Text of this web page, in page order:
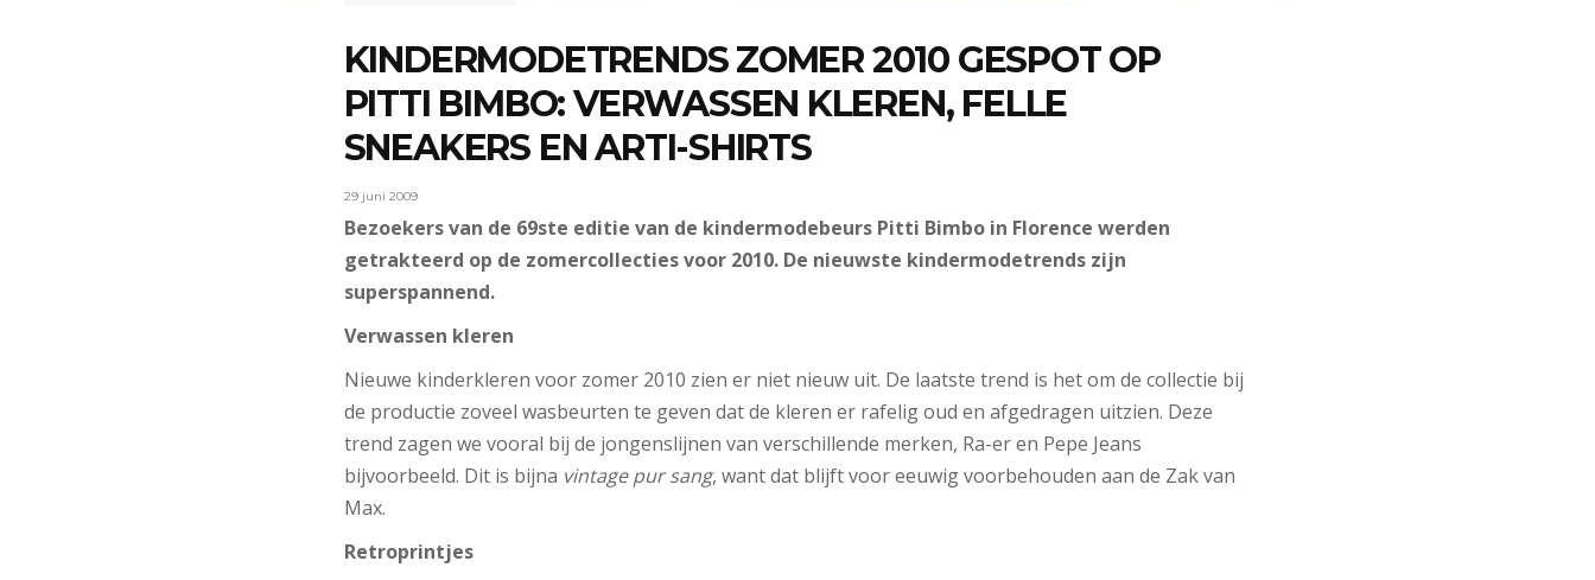
KINDERMODETRENDS ZOMER 2010 GESPOT OP
PITTI BIMBO: VERWASSEN KLEREN, FELLE
SNEAKERS EN ARTI-SHIRTS
29 juni 2009
Bezoekers van de 69ste editie van de kindermodebeurs Pitti Bimbo in Florence werden
getrakteerd op de zomercollecties voor 2010. De nieuwste kindermodetrends zijn
superspannend.
Verwassen kleren
Nieuwe kinderkleren voor zomer 2010 zien er niet nieuw uit. De laatste trend is het om de collectie bij
de productie zoveel wasbeurten te geven dat de kleren er rafelig oud en afgedragen uitzien. Deze
trend zagen we vooral bij de jongenslijnen van verschillende merken, Ra-er en Pepe Jeans
bijvoorbeeld. Dit is bijna vintage pur sang, want dat blijft voor eeuwig voorbehouden aan de Zak van
Max.
Retroprintjes